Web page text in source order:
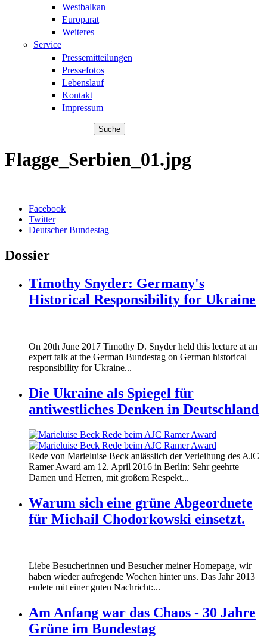
Westbalkan
Europarat
Weiteres
Service
Pressemitteilungen
Pressefotos
Lebenslauf
Kontakt
Impressum
Flagge_Serbien_01.jpg
Facebook
Twitter
Deutscher Bundestag
Dossier
Timothy Snyder: Germany's
Historical Responsibility for Ukraine
On 20th June 2017 Timothy D. Snyder held this lecture at an
expert talk at the German Bundestag on German historical
responsibility for Ukraine...
Die Ukraine als Spiegel für
antiwestliches Denken in Deutschland
160412_ramer_award.jpg
160412_ramer_award.jpg
Rede von Marieluise Beck anlässlich der Verleihung des AJC
Ramer Award am 12. April 2016 in Berlin: Sehr geehrte
Damen und Herren, mit großem Respekt...
Warum sich eine grüne Abgeordnete
für Michail Chodorkowski einsetzt.
Liebe Besucherinnen und Besucher meiner Homepage, wir
haben wieder aufregende Wochen hinter uns. Das Jahr 2013
endete mit einer guten Nachricht:...
Am Anfang war das Chaos - 30 Jahre
Grüne im Bundestag